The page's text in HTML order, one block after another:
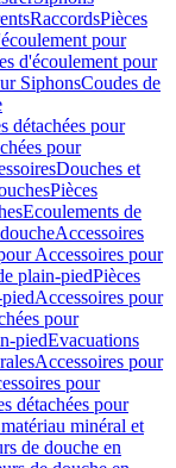
RaccordsPièces
pour
d'écoulement pour
SiphonsCoudes de
détachées pour
pour
Douches et
Pièces
Ecoulements de
Accessoires
Accessoires pour
plain-piedPièces
Accessoires pour
pour
piedEvacuations
Accessoires pour
pour
détachées pour
minéral et
de douche en